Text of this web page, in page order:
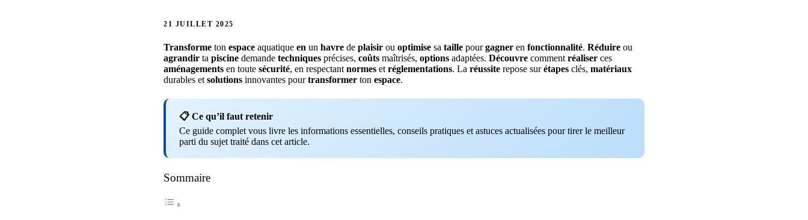
21 JUILLET 2025
Transforme ton espace aquatique en un havre de plaisir ou optimise sa taille pourgagner en fonctionnalité. Réduire ou
agrandir ta piscine demande techniques précises, coûts maîtrisés, options adaptées. Découvre comment réaliser ces
aménagements en toute sécurité, en respectant normes et réglementations. La réussite repose surétapes clés, matériaux
durables et solutions innovantes pourtransformer ton espace.
📋 Ce qu’il faut retenir
Ce guide complet vous livre les informations essentielles, conseils pratiques et astuces actualisées pour tirer le meilleur
parti du sujet traité dans cet article.
Sommaire